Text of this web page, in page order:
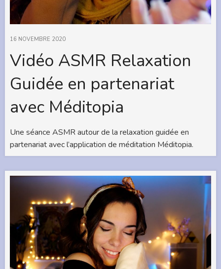
16 NOVEMBRE 2020
Vidéo ASMR Relaxation
Guidée en partenariat
avec Méditopia
Une séance ASMR autour de la relaxation guidée en
partenariat avec l’application de méditation Méditopia.